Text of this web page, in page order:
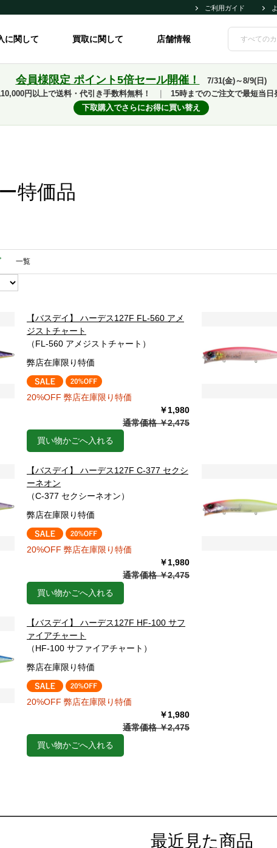
ご利用ガイド
に関して 買取に関して 店舗情報
会員様限定 ポイント5倍セール開催！
7/31(金)～8/9(日)
円以上で送料・代引き手数料無料！
15時までのご注文で最短当日
下取購入でさらにお得に買い替え
特価品
一覧
【バスデイ】 ハーデス127F FL-560 アメ
ジストチャート
（FL-560 アメジストチャート）
弊店在庫限り特価
20%OFF 弊店在庫限り特価
￥1,980
通常価格 ￥2,475
買い物かごへ入れる
【バスデイ】 ハーデス127F C-377 セクシ
ーネオン
（C-377 セクシーネオン）
弊店在庫限り特価
20%OFF 弊店在庫限り特価
￥1,980
通常価格 ￥2,475
買い物かごへ入れる
【バスデイ】 ハーデス127F HF-100 サフ
ァイアチャート
（HF-100 サファイアチャート）
弊店在庫限り特価
20%OFF 弊店在庫限り特価
￥1,980
通常価格 ￥2,475
買い物かごへ入れる
最近見た商品